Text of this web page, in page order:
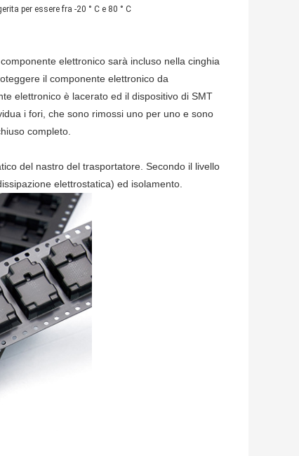
per essere fra -20 ° C e 80 ° C
elettronico sarà incluso nella cinghia
il componente elettronico da
elettronico è lacerato ed il dispositivo di SMT
i fori, che sono rimossi uno per uno e sono
completo.
del nastro del trasportatore. Secondo il livello
elettrostatica) ed isolamento.